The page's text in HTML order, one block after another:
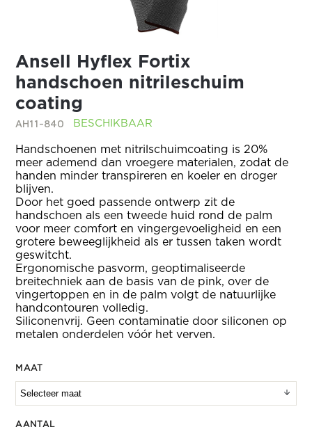
Ansell Hyflex Fortix
handschoen nitrileschuim
coating
AH11-840 BESCHIKBAAR
Handschoenen met nitrilschuimcoating is 20%
meer ademend dan vroegere materialen, zodat de
handen minder transpireren en koeler en droger
blijven.
Door het goed passende ontwerp zit de
handschoen als een tweede huid rond de palm
voor meer comfort en vingergevoeligheid en een
grotere beweeglijkheid als er tussen taken wordt
geswitcht.
Ergonomische pasvorm, geoptimaliseerde
breitechniek aan de basis van de pink, over de
vingertoppen en in de palm volgt de natuurlijke
handcontouren volledig.
Siliconenvrij. Geen contaminatie door siliconen op
metalen onderdelen vóór het verven.
MAAT
AANTAL